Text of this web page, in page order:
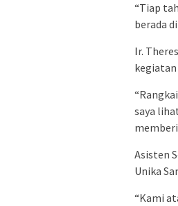
“Tiap
berada
Ir.
saya
Asisten
Unika
“Kami